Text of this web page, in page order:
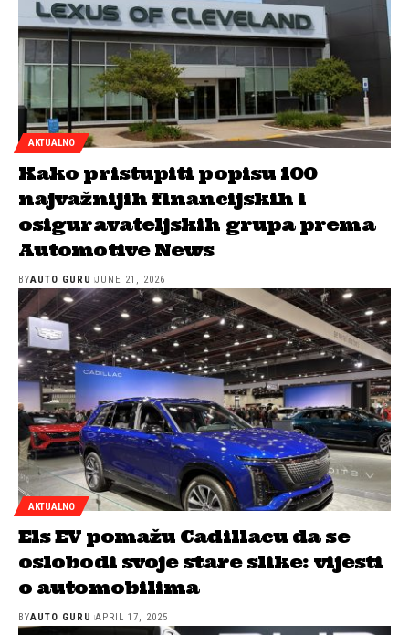
AKTUALNO
Kako pristupiti popisu 100
najvažnijih financijskih i
osiguravateljskih grupa prema
Automotive News
BYAUTO GURU JUNE 21, 2026
AKTUALNO
Els EV pomažu Cadillacu da se
oslobodi svoje stare slike: vijesti
o automobilima
BYAUTO GURU APRIL 17, 2025